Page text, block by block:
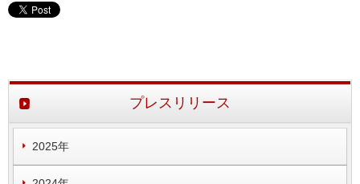
プレスリリース
2025年